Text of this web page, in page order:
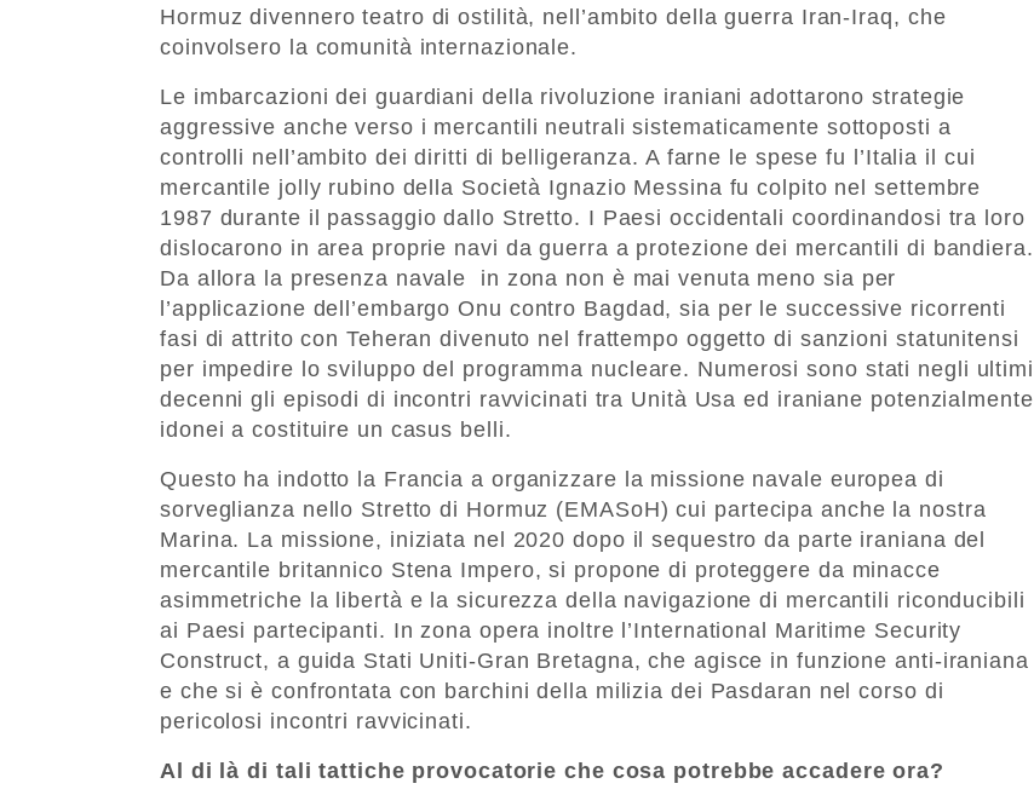
Hormuz divennero teatro di ostilità, nell’ambito della guerra Iran-Iraq, che
coinvolsero la comunità internazionale.
Le imbarcazioni dei guardiani della rivoluzione iraniani adottarono strategie
aggressive anche verso i mercantili neutrali sistematicamente sottoposti a
controlli nell’ambito dei diritti di belligeranza. A farne le spese fu l’Italia il cui
mercantile jolly rubino della Società Ignazio Messina fu colpito nel settembre
1987 durante il passaggio dallo Stretto. I Paesi occidentali coordinandosi tra loro
dislocarono in area proprie navi da guerra a protezione dei mercantili di bandiera.
Da allora la presenza navale in zona non è mai venuta meno sia per
l’applicazione dell’embargo Onu contro Bagdad, sia per le successive ricorrenti
fasi di attrito con Teheran divenuto nel frattempo oggetto di sanzioni statunitensi
per impedire lo sviluppo del programma nucleare. Numerosi sono stati negli ultimi
decenni gli episodi di incontri ravvicinati tra Unità Usa ed iraniane potenzialmente
idonei a costituire un casus belli.
Questo ha indotto la Francia a organizzare la missione navale europea di
sorveglianza nello Stretto di Hormuz (EMASoH) cui partecipa anche la nostra
Marina. La missione, iniziata nel 2020 dopo il sequestro da parte iraniana del
mercantile britannico Stena Impero, si propone di proteggere da minacce
asimmetriche la libertà e la sicurezza della navigazione di mercantili riconducibili
ai Paesi partecipanti. In zona opera inoltre l’International Maritime Security
Construct, a guida Stati Uniti-Gran Bretagna, che agisce in funzione anti-iraniana
e che si è confrontata con barchini della milizia dei Pasdaran nel corso di
pericolosi incontri ravvicinati.
Al di là di tali tattiche provocatorie che cosa potrebbe accadere ora?